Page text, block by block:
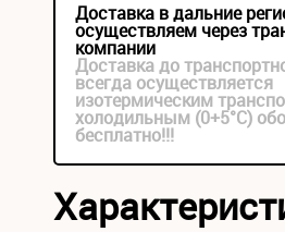
Доставка в дальние
осуществляем через
компании
Доставка до
всегда осуществляется
изотермическим
холодильным (0+5°С)
бесплатно!!!